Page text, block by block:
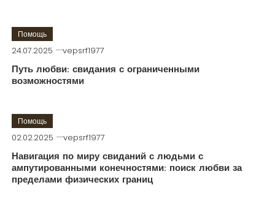
Помощь
24.07.2025 vepsrf1977
Путь любви: свидания с ограниченными
возможностями
Помощь
02.02.2025 vepsrf1977
Навигация по миру свиданий с людьми с
ампутированными конечностями: поиск любви за
пределами физических границ